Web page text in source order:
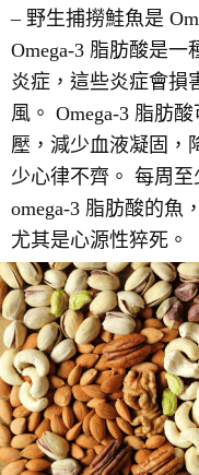
– 野生捕撈鮭魚是
Omega-3 脂肪酸是
炎症，這些炎症會損
風。 Omega-3 脂肪
壓，減少血液凝固，
少心律不齊。 每周
omega-3 脂肪酸的魚
尤其是心源性猝死。